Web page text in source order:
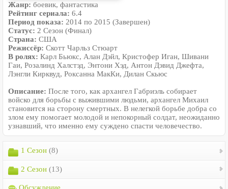
Жанр: боевик, фантастика
Рейтинг сериала: 6.4
Период показа: 2014 по 2015 (Завершен)
Статус: 2 Сезон (Финал)
Страна: США
Режиссёр: Скотт Чарльз Стюарт
В ролях: Карл Бьюкс, Алан Дэйл, Кристофер Иган, Шивани
Гаи, Розалинд Халстэд, Энтони Хэд, Антон Дэвид Джефта,
Лэнгли Кирквуд, Роксанна МакКи, Дилан Скьюс
Описание: После того, как архангел Габриэль собирает
войско для борьбы с выжившими людьми, архангел Михаил
становится на сторону смертных. В нелегкой борьбе добра со
злом ему помогает молодой и непокорный солдат, неожиданно
узнавший, что именно ему суждено спасти человечество.
1 Сезон (8)
2 Сезон (13)